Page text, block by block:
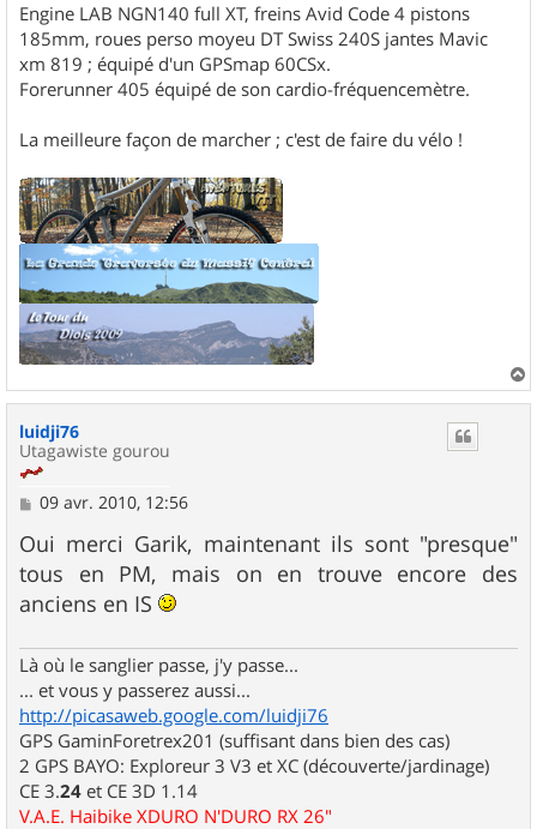
Engine LAB NGN140 full XT, freins Avid Code 4 pistons
185mm, roues perso moyeu DT Swiss 240S jantes Mavic
xm 819 ; équipé d'un GPSmap 60CSx.
Forerunner 405 équipé de son cardio-fréquencemètre.
La meilleure façon de marcher ; c'est de faire du vélo !
a
luidji76
Utagawiste gourou
M
s
s
a
g
e
09 avr. 2010, 12:56
Oui merci Garik, maintenant ils sont "presque"
tous en PM, mais on en trouve encore des
anciens en IS
Là où le sanglier passe, j'y passe...
... et vous y passerez aussi...
http://picasaweb.google.com/luidji76
GPS GaminForetrex201 (suffisant dans bien des cas)
2 GPS BAYO: Exploreur 3 V3 et XC (découverte/jardinage)
CE 3.24 et CE 3D 1.14
V.A.E. Haibike XDURO N'DURO RX 26"